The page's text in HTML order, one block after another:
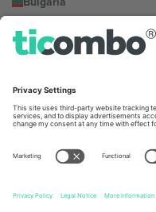
Totleben 53-55, 1606 Sofia,
Bulgaria
Mexico
Av Chapultepec 360, Roma
Norte, Cuauhtémoc, 06700
Ciudad de México, CDMX,
Mexico
პლატფორმის